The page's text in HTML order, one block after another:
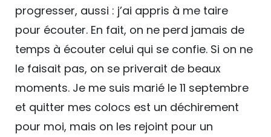
progresser, aussi : j’ai appris à me taire
pour écouter. En fait, on ne perd jamais de
temps à écouter celui qui se confie. Si on ne
le faisait pas, on se priverait de beaux
moments. Je me suis marié le 11 septembre
et quitter mes colocs est un déchirement
pour moi, mais on les rejoint pour un